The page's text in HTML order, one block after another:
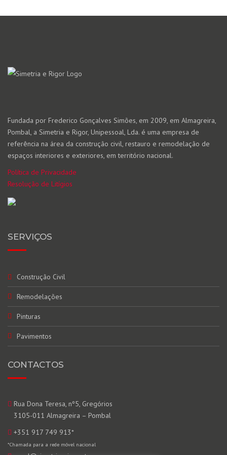
Fundada por Frederico Gonçalves Simões, em 2009, em Almagreira,
Pombal, a Simetria e Rigor, Unipessoal, Lda. é uma empresa de
referência na área da construção civil, restauro e remodelação de
espaços interiores e exteriores, em território nacional.
Política de Privacidade
Resolução de Litígios
SERVIÇOS
Construção Civil
Remodelações
Pinturas
Pavimentos
CONTACTOS
Rua Dona Teresa, nº5, Gregórios
3105-011 Almagreira – Pombal
+351 917 749 913*
*Chamada para a rede móvel nacional